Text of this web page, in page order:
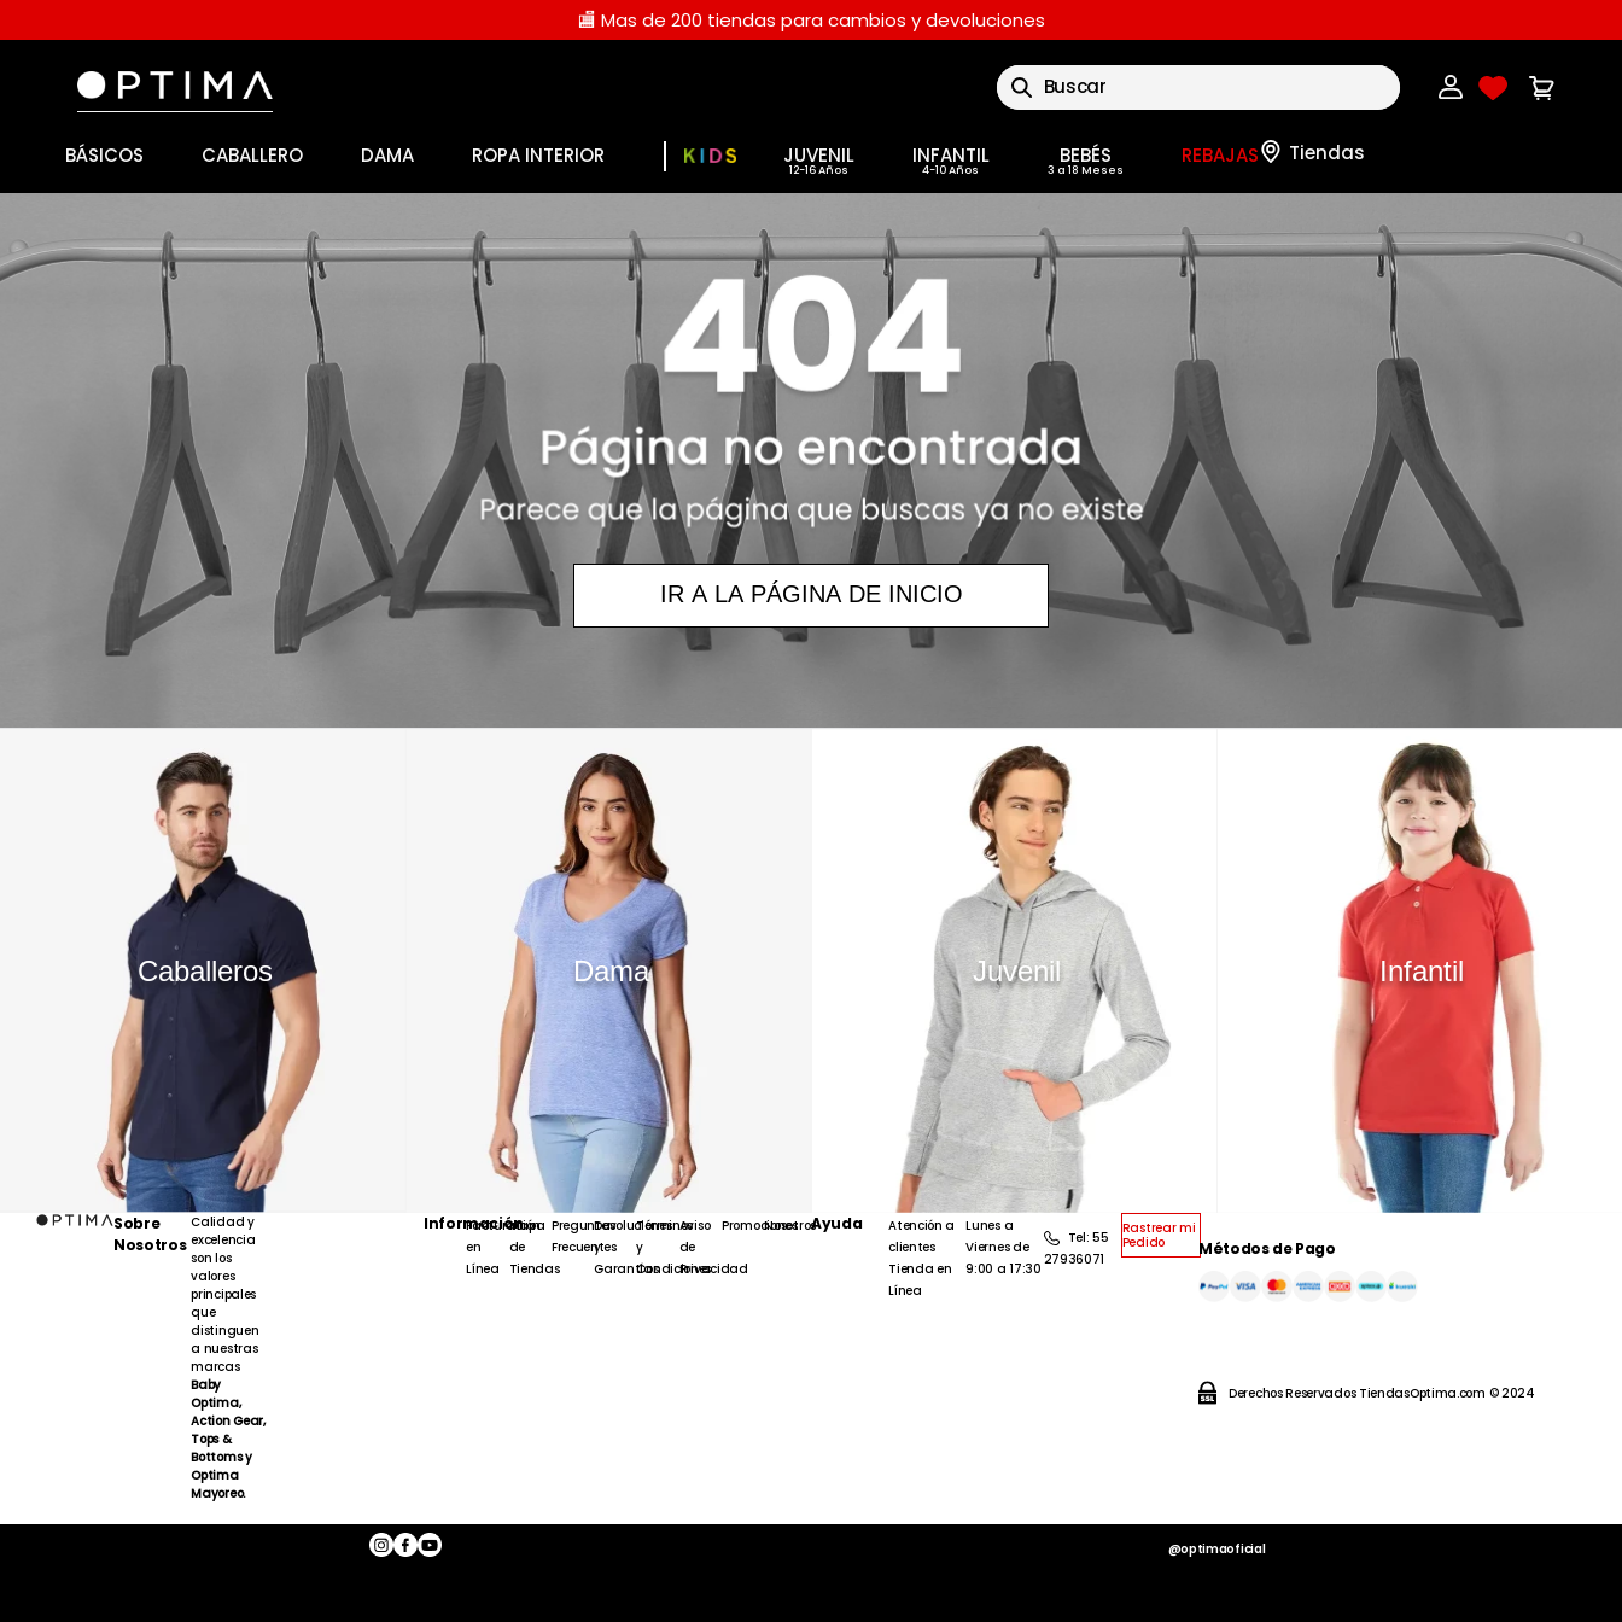
🏬 Mas de 200 tiendas para cambios y devoluciones
Buscar
BÁSICOS CABALLERO DAMA ROPA INTERIOR JUVENIL INFANTIL BEBÉS REBAJAS
IR A LA PÁGINA DE INICIO
Caballeros Dama Juvenil Infantil
Sobre
Nosotros
Calidad y
excelencia
son los
valores
principales
que
distinguen
a nuestras
marcas
Baby
Optima,
Action Gear,
Tops &
Bottoms y
Optima
Mayoreo.
Información
Facturación
en
Línea
Mapa
de
Tiendas
Preguntas
Frecuentes
Devoluciones
y
Garantías
Términos
y
Condiciones
Aviso
de
Privacidad
Promociones
NosotrosAyuda
Atención a
clientes
Tienda en
Línea
Lunes a
Viernes de
9:00 a 17:30
Tel: 55
27936071
Rastrear mi
Pedido
Métodos de Pago
Derechos Reservados TiendasOptima.com © 2024
@optimaoficial
licencia
3.
playeras dama
pantalones caballero
playera polo
playera manga larga